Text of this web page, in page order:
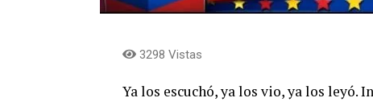
3298 Vistas
Ya los escuchó, ya los vio, ya los leyó.